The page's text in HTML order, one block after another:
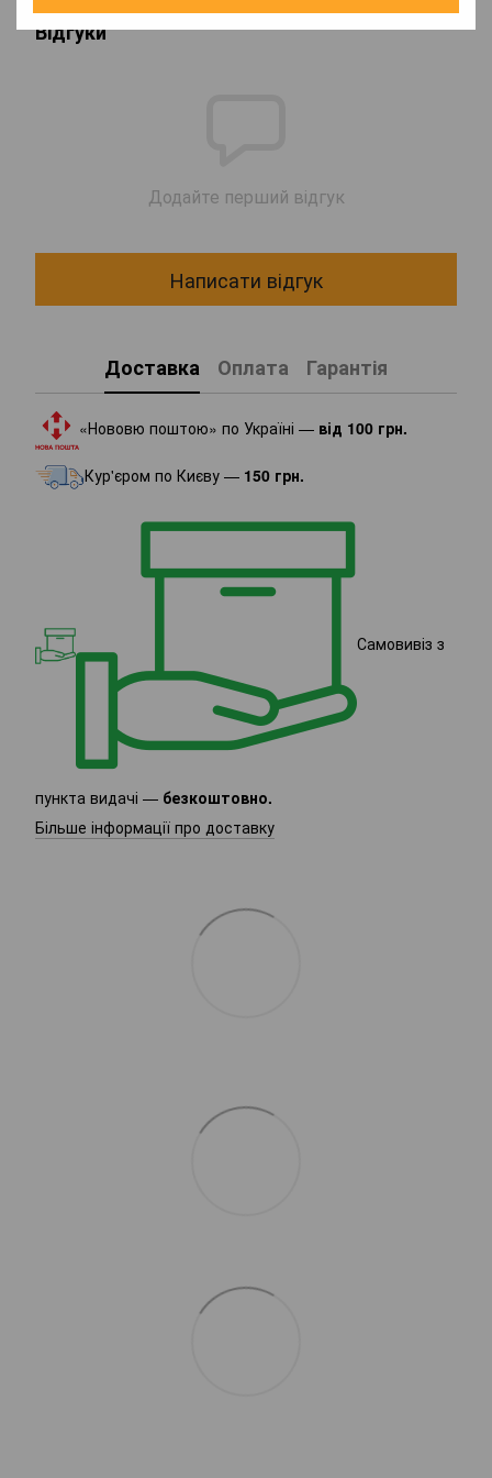
Відгуки
Додайте перший відгук
Написати відгук
Доставка Оплата Гарантія
«Нововю поштою» по Україні — від 100 грн.
Кур'єром по Києву — 150 грн.
Самовивіз з
пункта видачі — безкоштовно.
Більше інформації про доставку